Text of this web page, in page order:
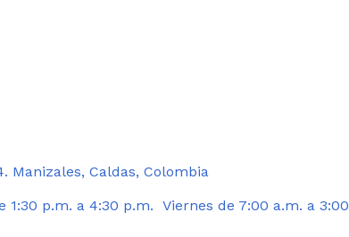
Manizales, Caldas, Colombia
1:30 p.m. a 4:30 p.m. Viernes de 7:00 a.m. a 3:00